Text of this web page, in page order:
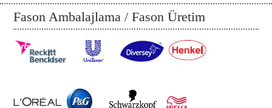
Fason Ambalajlama / Fason Üretim